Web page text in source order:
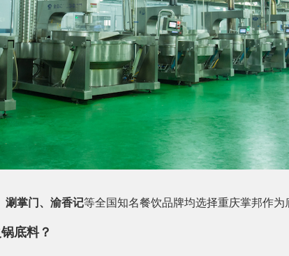
涮掌门、渝香记等全国知名餐饮品牌均选择重庆掌邦作为
底料？